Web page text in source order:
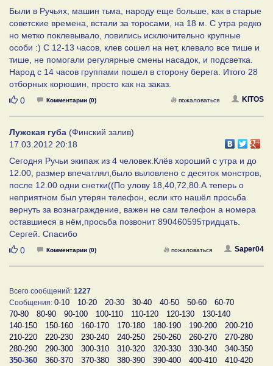
Были в Ручьях, машин тьма, народу еще больше, как в старые
советские времена, встали за торосами, на 18 м. С утра редко
но метко поклевывало, ловились исключительно крупные
особи :) С 12-13 часов, клев сошел на нет, клевало все тише и
тише, не помогали регулярные смены насадок, и подсветка.
Народ с 14 часов группами пошел в сторону берега. Итого 28
отборных корюшин, просто как на заказ.
Нравится
0 Комментарии (0) KITOS
пожаловаться
Лужская губа (Финский залив)
17.03.2012 20:18
Сегодня Ручьи экипаж из 4 человек.Клёв хороший с утра и до
12.00, размер впечатлял,было выловлено с десяток монстров,
после 12.00 одни снетки((По улову 18,40,72,80.А теперь о
неприятном был утерян телефон, если кто нашёл просьба
вернуть за вознаграждение, важен не сам телефон а номера
оставшиеся в нём,просьба позвонит 890460595тридцать.
Сергей. Спасибо
Нравится
0 Комментарии (0) Saper04
пожаловаться
Всего сообщений: 1227
Сообщения: 0-10 10-20 20-30 30-40 40-50 50-60
60-70
70-80
80-90 90-100 100-110 110-120 120-130
130-140
140-150
150-160 160-170 170-180 180-190 190-200
200-210
210-220
220-230 230-240 240-250 250-260 260-270
270-280
280-290
290-300 300-310 310-320 320-330 330-340
340-350
350-360
360-370 370-380 380-390 390-400 400-410
410-420